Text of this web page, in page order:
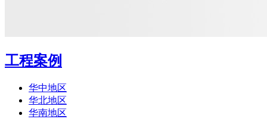
工程案例
华中地区
华北地区
华南地区